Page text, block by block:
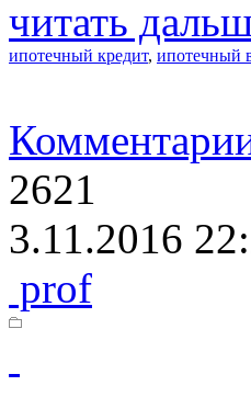
читать
ипотечный кредит, ипотечный
2621
3.11.2016
prof